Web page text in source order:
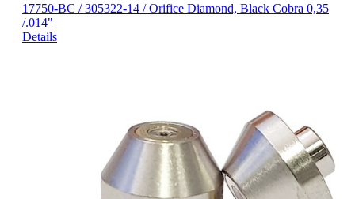
17750-BC / 305322-14 / Orifice Diamond, Black Cobra 0,35
/.014"
Details